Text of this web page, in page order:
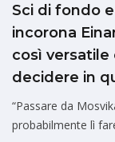
Sci di fondo
incorona
così versatile
decidere in
“Passare da
probabilmente lì